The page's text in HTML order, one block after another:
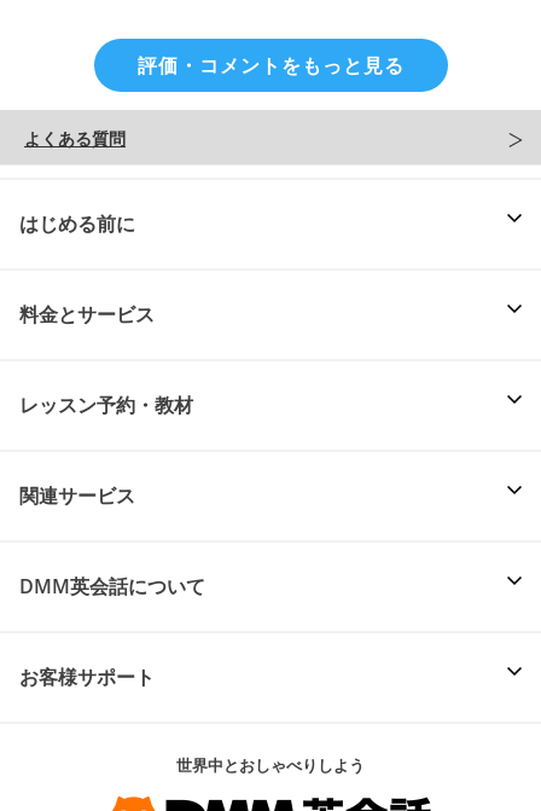
評価・コメントをもっと見る
よくある質問
はじめる前に
料金とサービス
レッスン予約・教材
関連サービス
DMM英会話について
お客様サポート
世界中とおしゃべりしよう